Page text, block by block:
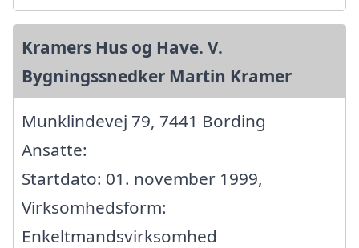
Kramers Hus og Have. V.
Bygningssnedker Martin Kramer
Munklindevej 79, 7441 Bording
Ansatte:
Startdato: 01. november 1999,
Virksomhedsform:
Enkeltmandsvirksomhed